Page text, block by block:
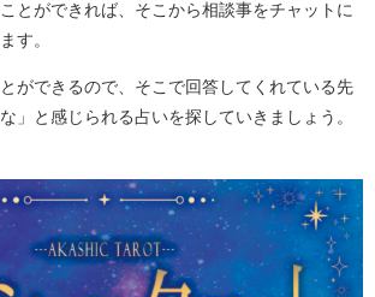
とができれば、そこから相談事をチャットに
す。
ができるので、そこで回答してくれている先
」と感じられる占いを探していきましょう。